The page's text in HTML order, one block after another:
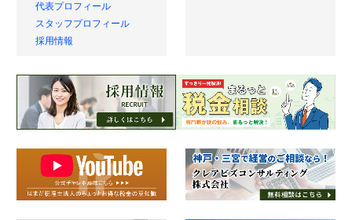
代表プロフィール
スタッフプロフィール
採用情報